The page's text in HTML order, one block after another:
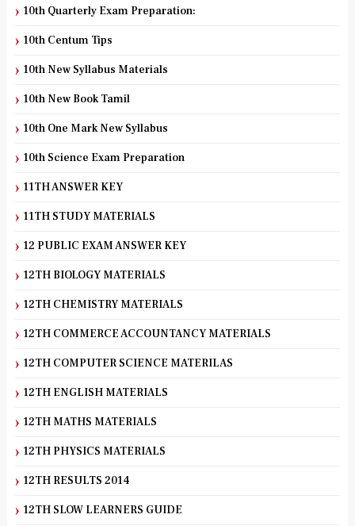
10th Quarterly Exam Preparation:
10th Centum Tips
10th New Syllabus Materials
10th New Book Tamil
10th One Mark New Syllabus
10th Science Exam Preparation
11TH ANSWER KEY
11TH STUDY MATERIALS
12 PUBLIC EXAM ANSWER KEY
12TH BIOLOGY MATERIALS
12TH CHEMISTRY MATERIALS
12TH COMMERCE ACCOUNTANCY MATERIALS
12TH COMPUTER SCIENCE MATERILAS
12TH ENGLISH MATERIALS
12TH MATHS MATERIALS
12TH PHYSICS MATERIALS
12TH RESULTS 2014
12TH SLOW LEARNERS GUIDE